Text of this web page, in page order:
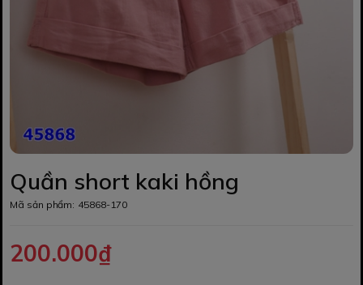
Quần short kaki hồng
Mã sản phẩm: 45868-170
200.000₫